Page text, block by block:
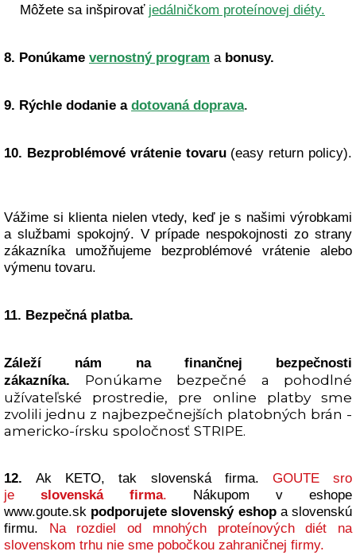
Môžete sa inšpirovať jedálničkom proteínovej diéty.
8. Ponúkame vernostný program a bonusy.
9. Rýchle dodanie a dotovaná doprava.
10. Bezproblémové vrátenie tovaru (easy return policy).
Vážime si klienta nielen vtedy, keď je s našimi výrobkami
a službami spokojný. V prípade nespokojnosti zo strany
zákazníka umožňujeme bezproblémové vrátenie alebo
výmenu tovaru.
11. Bezpečná platba.
Záleží nám na finančnej bezpečnosti
zákazníka. Ponúkame bezpečné a pohodlné
užívateľské prostredie, pre online platby sme
zvolili jednu z najbezpečnejších platobných brán -
americko-írsku spoločnosť STRIPE.
12. Ak KETO, tak slovenská firma. GOUTE sro
je slovenská firma. Nákupom v eshope
www.goute.sk podporujete slovenský eshop a slovenskú
firmu. Na rozdiel od mnohých proteínových diét na
slovenskom trhu nie sme pobočkou zahraničnej firmy.